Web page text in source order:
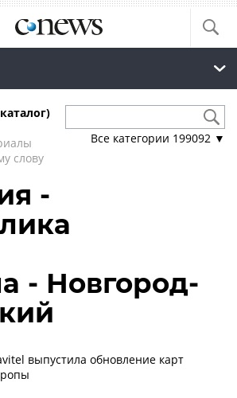
слову
Все категории 199092 ▼
-
- Новгород-
выпустила обновление карт